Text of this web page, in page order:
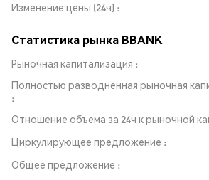
Изменение цены (24ч)
Статистика рынка BBANK
Рыночная капитализация
Полностью разводнённая рыночная
Отношение объема за 24ч к рыночной
Циркулирующее предложение
Общее предложение